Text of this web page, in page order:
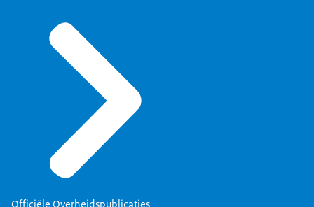
Officiële Overheidspublicaties